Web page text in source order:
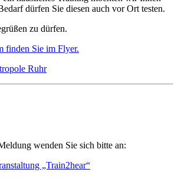
dürfen Sie diesen auch vor Ort testen.
zu dürfen.
finden Sie im Flyer.
Ruhr
wenden Sie sich bitte an: